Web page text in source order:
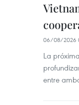
06/08/2026
La
entre